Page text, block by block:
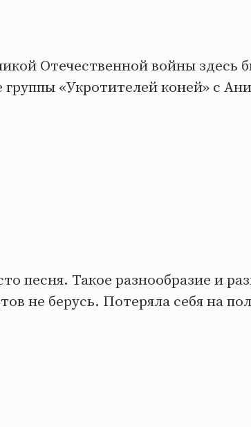
Отечественной войны здесь
«Укротителей коней» с
песня. Такое разнообразие и
не берусь. Потеряла себя на